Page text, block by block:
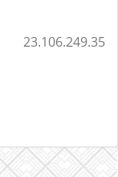
23.106.249.35